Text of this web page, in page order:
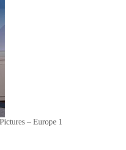
– Europe 1